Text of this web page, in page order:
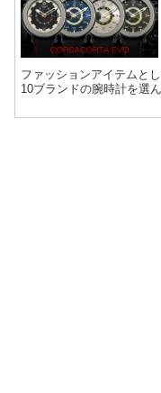
ファッションアイテムと
10ブランドの腕時計を選